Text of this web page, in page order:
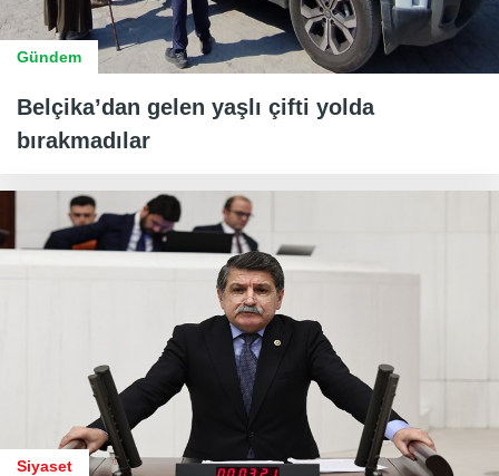
Gündem
Belçika’dan gelen yaşlı çifti yolda
bırakmadılar
Siyaset